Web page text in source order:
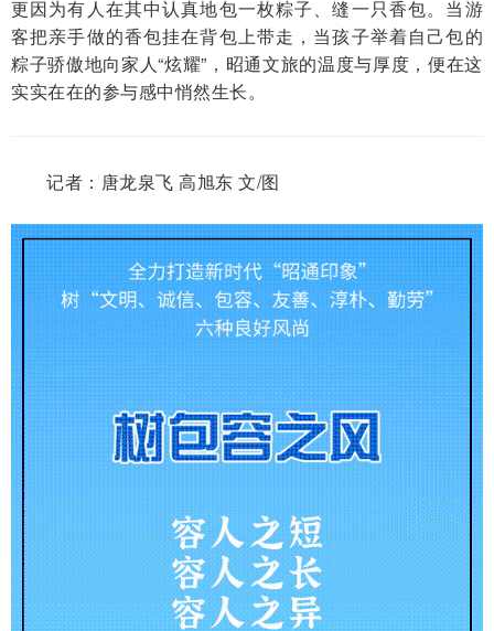
更因为有人在其中认真地包一枚粽子、缝一只香包。当游
客把亲手做的香包挂在背包上带走，当孩子举着自己包的
粽子骄傲地向家人“炫耀”，昭通文旅的温度与厚度，便在这
实实在在的参与感中悄然生长。
记者：唐龙泉飞 高旭东 文/图